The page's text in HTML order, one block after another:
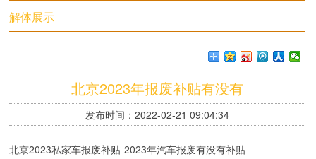
解体展示
北京2023年报废补贴有没有
发布时间：2022-02-21 09:04:34
北京2023私家车报废补贴-2023年汽车报废有没有补贴